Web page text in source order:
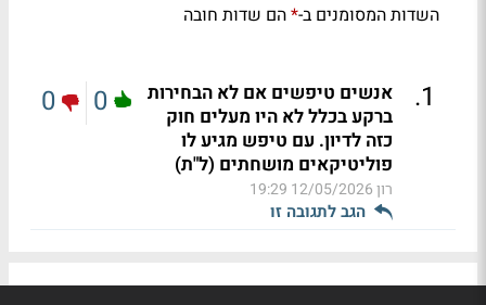
השדות המסומנים ב-*הם שדות חובה
1
.
אנשים טיפשים אם לא הבחירות
ברקע בכלל לא היו מעלים חוק
כזה לדיון. עם טיפש מגיע לו
פוליטיקאים מושחתים (ל"ת)
רון12/05/2026 19:29
הגב לתגובה זו
0
0